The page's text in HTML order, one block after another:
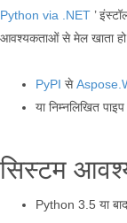
Python via .NET ’
आवश्यकताओं से मेल खाता हो
PyPI से
या निम्नलिखित
सिस्टम
Python 3.5 या